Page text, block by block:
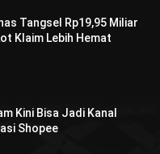
Tangsel Rp19,95 Miliar
Klaim Lebih Hemat
Kini Bisa Jadi Kanal
Shopee